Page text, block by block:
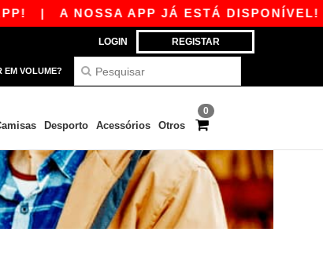
A NOSSA APP JÁ ESTÁ DISPONÍVEL! 10
LOGIN REGISTAR
EM VOLUME?
0
Desporto Acessórios Otros